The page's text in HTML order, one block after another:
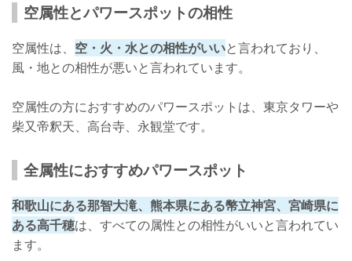
空属性とパワースポットの相性
空属性は、 空・火・水との相性がいいと言われており、
風・地との相性が悪いと言われています。
空属性の方におすすめのパワースポットは、東京タワーや
柴又帝釈天、高台寺、永観堂です。
全属性におすすめパワースポット
和歌山にある那智大滝、熊本県にある幣立神宮、宮崎県に
ある高千穂は、すべての属性との相性がいいと言われてい
ます。